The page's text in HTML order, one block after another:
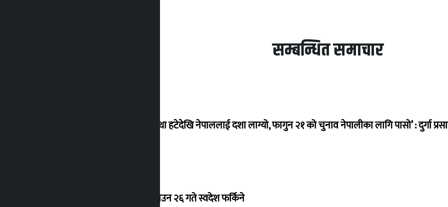
सम्बन्धित समाचार
‘राजसंस्था हटेदेखि नेपाललाई दशा लाग्यो, फागुन २१ को चुनाव नेपालीका लागि पासो’ : दुर्गा
देउवा साउन २६ गते स्वदेश फर्किने